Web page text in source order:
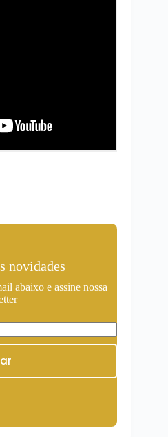
novidades
abaixo e assine nossa